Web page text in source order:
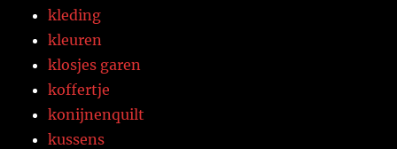
kleding
kleuren
klosjes garen
koffertje
konijnenquilt
kussens